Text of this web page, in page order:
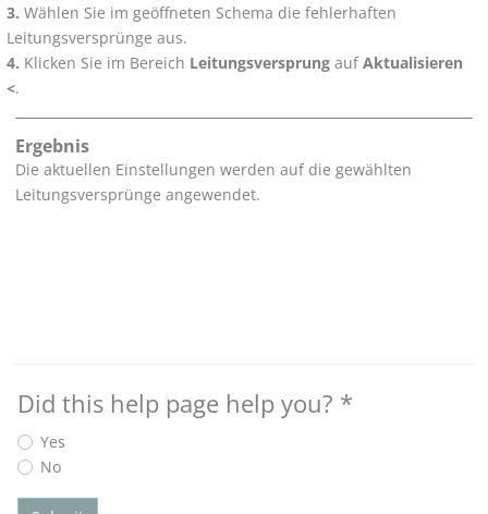
Wählen Sie im geöffneten Schema die fehlerhaften
Leitungsversprünge aus.
Klicken Sie im Bereich Leitungsversprung auf Aktualisieren
<.
Ergebnis
Die aktuellen Einstellungen werden auf die gewählten
Leitungsversprünge angewendet.
Did this help page help you? *
Yes
No